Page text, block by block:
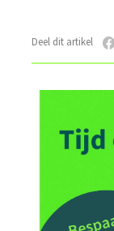
Deel dit artikel